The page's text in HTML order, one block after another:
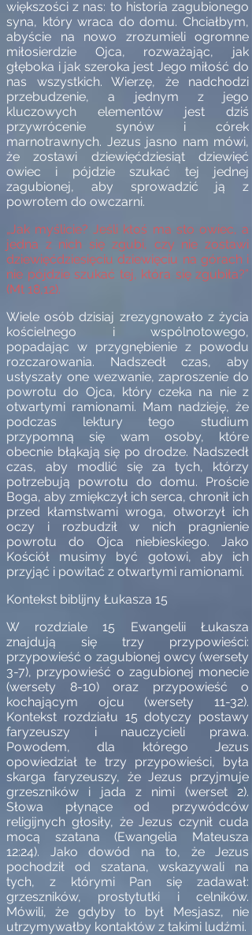
większości z nas: to historia zagubionego
syna, który wraca do domu. Chciałbym,
abyście na nowo zrozumieli ogromne
miłosierdzie Ojca, rozważając, jak
głęboka i jak szeroka jest Jego miłość do
nas wszystkich. Wierzę, że nadchodzi
przebudzenie, a jednym z jego
kluczowych elementów jest dziś
przywrócenie synów i córek
marnotrawnych. Jezus jasno nam mówi,
że zostawi dziewięćdziesiąt dziewięć
owiec i pójdzie szukać tej jednej
zagubionej, aby sprowadzić ją z
powrotem do owczarni.
„Jak myślicie? Jeśli ktoś ma sto owiec, a
jedna z nich się zgubi, czy nie zostawi
dziewięćdziesięciu dziewięciu na górach i
nie pójdzie szukać tej, która się zgubiła?”
(Mt 18,12).
Wiele osób dzisiaj zrezygnowało z życia
kościelnego i wspólnotowego,
popadając w przygnębienie z powodu
rozczarowania. Nadszedł czas, aby
usłyszały one wezwanie, zaproszenie do
powrotu do Ojca, który czeka na nie z
otwartymi ramionami. Mam nadzieję, że
podczas lektury tego studium
przypomną się wam osoby, które
obecnie błąkają się po drodze. Nadszedł
czas, aby modlić się za tych, którzy
potrzebują powrotu do domu. Proście
Boga, aby zmiękczył ich serca, chronił ich
przed kłamstwami wroga, otworzył ich
oczy i rozbudził w nich pragnienie
powrotu do Ojca niebieskiego. Jako
Kościół musimy być gotowi, aby ich
przyjąć i powitać z otwartymi ramionami.
Kontekst biblijny Łukasza 15
W rozdziale 15 Ewangelii Łukasza
znajdują się trzy przypowieści:
przypowieść o zagubionej owcy (wersety
3-7), przypowieść o zagubionej monecie
(wersety 8-10) oraz przypowieść o
kochającym ojcu (wersety 11-32).
Kontekst rozdziału 15 dotyczy postawy
faryzeuszy i nauczycieli prawa.
Powodem, dla którego Jezus
opowiedział te trzy przypowieści, była
skarga faryzeuszy, że Jezus przyjmuje
grzeszników i jada z nimi (werset 2).
Słowa płynące od przywódców
religijnych głosiły, że Jezus czynił cuda
mocą szatana (Ewangelia Mateusza
12:24). Jako dowód na to, że Jezus
pochodził od szatana, wskazywali na
tych, z którymi Pan się zadawał:
grzeszników, prostytutki i celników.
Mówili, że gdyby to był Mesjasz, nie
utrzymywałby kontaktów z takimi ludźmi.